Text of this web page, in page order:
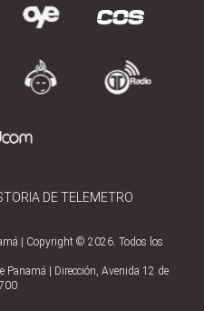
DE TELEMETRO
| Copyright © 2026. Todos los
| Dirección, Avenida 12 de